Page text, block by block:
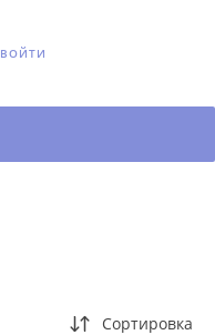
ВОЙТИ
Сортировка